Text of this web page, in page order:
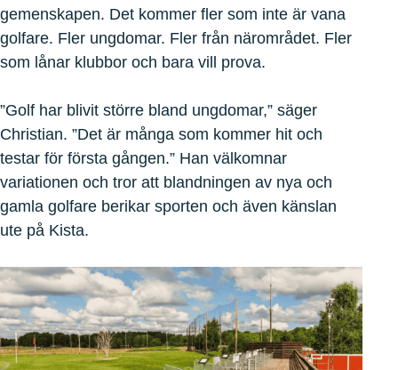
gemenskapen. Det kommer fler som inte är vana
golfare. Fler ungdomar. Fler från närområdet. Fler
som lånar klubbor och bara vill prova.
”Golf har blivit större bland ungdomar,” säger
Christian. ”Det är många som kommer hit och
testar för första gången.” Han välkomnar
variationen och tror att blandningen av nya och
gamla golfare berikar sporten och även känslan
ute på Kista.